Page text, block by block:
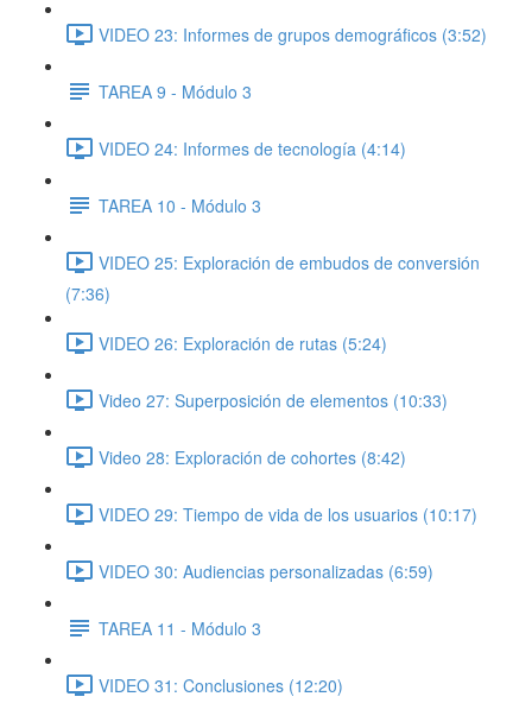
VIDEO 23: Informes de grupos demográficos (3:52)
TAREA 9 - Módulo 3
VIDEO 24: Informes de tecnología (4:14)
TAREA 10 - Módulo 3
VIDEO 25: Exploración de embudos de conversión
(7:36)
VIDEO 26: Exploración de rutas (5:24)
Video 27: Superposición de elementos (10:33)
Video 28: Exploración de cohortes (8:42)
VIDEO 29: Tiempo de vida de los usuarios (10:17)
VIDEO 30: Audiencias personalizadas (6:59)
TAREA 11 - Módulo 3
VIDEO 31: Conclusiones (12:20)